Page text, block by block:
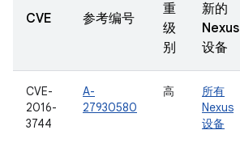
CVE 参考编号
重
级
别
新的
Nexus
设备
CVE-
2016-
3744
A-
27930580
高
所有
Nexus
设备